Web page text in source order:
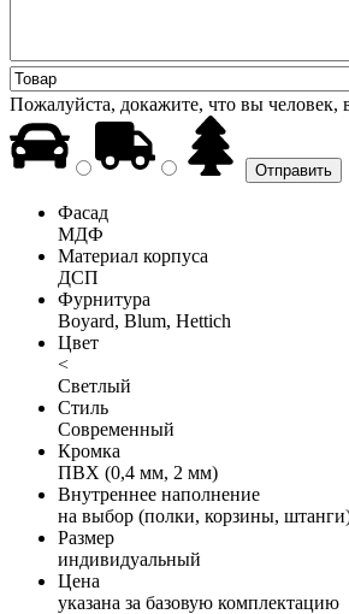
Пожалуйста, докажите, что вы человек,
Фасад
МДФ
Материал корпуса
ДСП
Фурнитура
Boyard, Blum, Hettich
Цвет
<
Светлый
Стиль
Современный
Кромка
ПВХ (0,4 мм, 2 мм)
Внутреннее наполнение
на выбор (полки, корзины,
Размер
индивидуальный
Цена
указана за базовую комплектацию